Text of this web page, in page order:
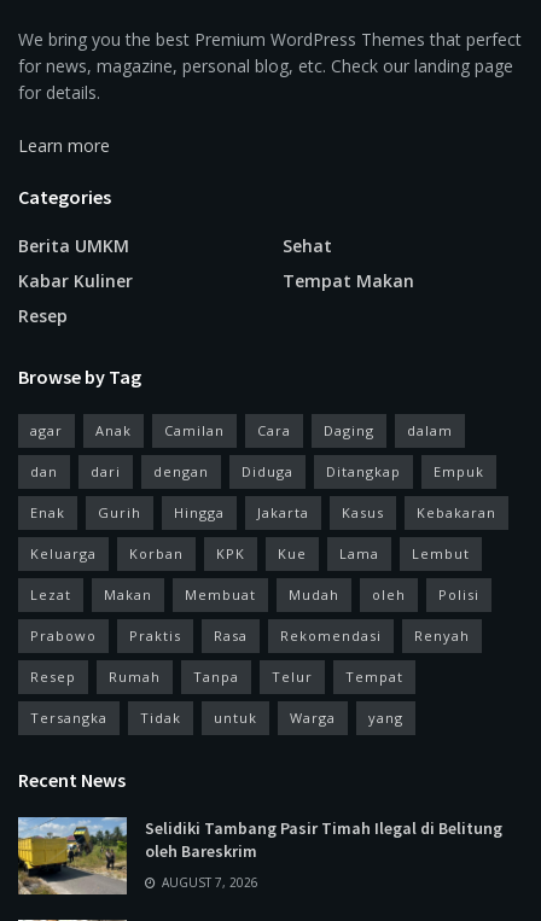
We bring you the best Premium WordPress Themes that perfect
for news, magazine, personal blog, etc. Check our landing page
for details.
Learn more
Categories
Berita UMKM
Kabar Kuliner
Resep
Sehat
Tempat Makan
Browse by Tag
agar Anak Camilan Cara Daging dalam
dan dari dengan Diduga Ditangkap Empuk
Enak Gurih Hingga Jakarta Kasus Kebakaran
Keluarga Korban KPK Kue Lama Lembut
Lezat Makan Membuat Mudah oleh Polisi
Prabowo Praktis Rasa Rekomendasi Renyah
Resep Rumah Tanpa Telur Tempat
Tersangka Tidak untuk Warga yang
Recent News
Selidiki Tambang Pasir Timah Ilegal di Belitung
oleh Bareskrim
AUGUST 7, 2026